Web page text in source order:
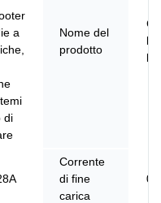
a
di
Nome del
prodotto
Corrente
di fine
carica